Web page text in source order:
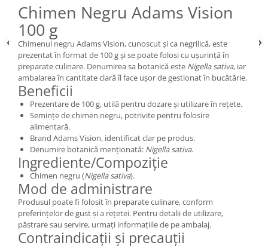
Chimen Negru Adams Vision
100 g
Chimenul negru Adams Vision, cunoscut și ca negrilică, este
prezentat în format de 100 g și se poate folosi cu ușurință în
preparate culinare. Denumirea sa botanică este Nigella sativa, iar
ambalarea în cantitate clară îl face ușor de gestionat în bucătărie.
Beneficii
Prezentare de 100 g, utilă pentru dozare și utilizare în rețete.
Semințe de chimen negru, potrivite pentru folosire
alimentară.
Brand Adams Vision, identificat clar pe produs.
Denumire botanică menționată: Nigella sativa.
Ingrediente/Compoziție
Chimen negru (Nigella sativa).
Mod de administrare
Produsul poate fi folosit în preparate culinare, conform
preferințelor de gust și a rețetei. Pentru detalii de utilizare,
păstrare sau servire, urmați informațiile de pe ambalaj.
Contraindicații și precauții